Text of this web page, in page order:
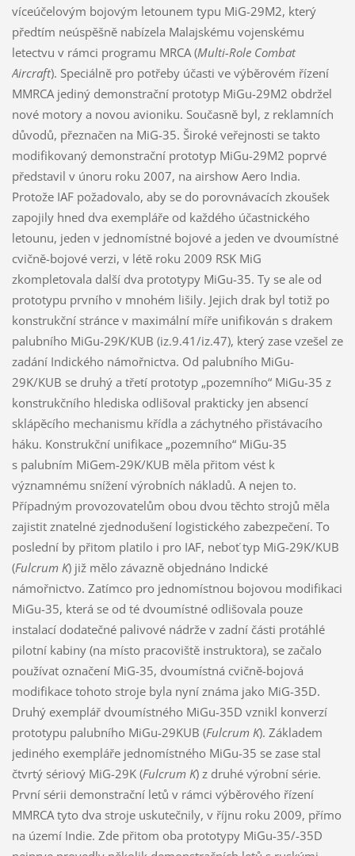
víceúčelovým bojovým letounem typu MiG-29M2, který
předtím neúspěšně nabízela Malajskému vojenskému
letectvu v rámci programu MRCA (Multi-Role Combat
Aircraft). Speciálně pro potřeby účasti ve výběrovém řízení
MMRCA jediný demonstrační prototyp MiGu-29M2 obdržel
nové motory a novou avioniku. Současně byl, z reklamních
důvodů, přeznačen na MiG-35. Široké veřejnosti se takto
modifikovaný demonstrační prototyp MiGu-29M2 poprvé
představil v únoru roku 2007, na airshow Aero India.
Protože IAF požadovalo, aby se do porovnávacích zkoušek
zapojily hned dva exempláře od každého účastnického
letounu, jeden v jednomístné bojové a jeden ve dvoumístné
cvičně-bojové verzi, v létě roku 2009 RSK MiG
zkompletovala další dva prototypy MiGu-35. Ty se ale od
prototypu prvního v mnohém lišily. Jejich drak byl totiž po
konstrukční stránce v maximální míře unifikován s drakem
palubního MiGu-29K/KUB (iz.9.41/iz.47), který zase vzešel ze
zadání Indického námořnictva. Od palubního MiGu-
29K/KUB se druhý a třetí prototyp „pozemního“ MiGu-35 z
konstrukčního hlediska odlišoval prakticky jen absencí
sklápěcího mechanismu křídla a záchytného přistávacího
háku. Konstrukční unifikace „pozemního“ MiGu-35
s palubním MiGem-29K/KUB měla přitom vést k
významnému snížení výrobních nákladů. A nejen to.
Případným provozovatelům obou dvou těchto strojů měla
zajistit znatelné zjednodušení logistického zabezpečení. To
poslední by přitom platilo i pro IAF, neboť typ MiG-29K/KUB
(Fulcrum K) již mělo závazně objednáno Indické
námořnictvo. Zatímco pro jednomístnou bojovou modifikaci
MiGu-35, která se od té dvoumístné odlišovala pouze
instalací dodatečné palivové nádrže v zadní části protáhlé
pilotní kabiny (na místo pracoviště instruktora), se začalo
používat označení MiG-35, dvoumístná cvičně-bojová
modifikace tohoto stroje byla nyní známa jako MiG-35D.
Druhý exemplář dvoumístného MiGu-35D vznikl konverzí
prototypu palubního MiGu-29KUB (Fulcrum K). Základem
jediného exempláře jednomístného MiGu-35 se zase stal
čtvrtý sériový MiG-29K (Fulcrum K) z druhé výrobní série.
První sérii demonstrační letů v rámci výběrového řízení
MMRCA tyto dva stroje uskutečnily, v říjnu roku 2009, přímo
na území Indie. Zde přitom oba prototypy MiGu-35/-35D